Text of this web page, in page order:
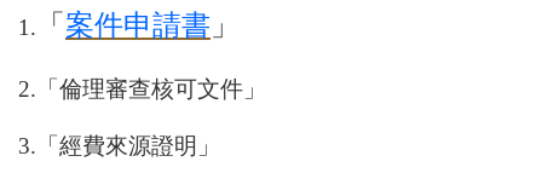
1. 「 案件申請書 」
2. 「倫理審查核可文件」
3. 「經費來源證明」